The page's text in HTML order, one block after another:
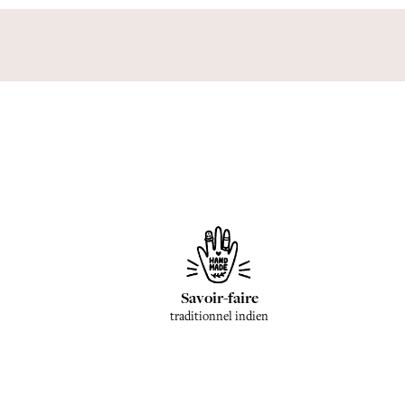
Savoir-faire
traditionnel indien